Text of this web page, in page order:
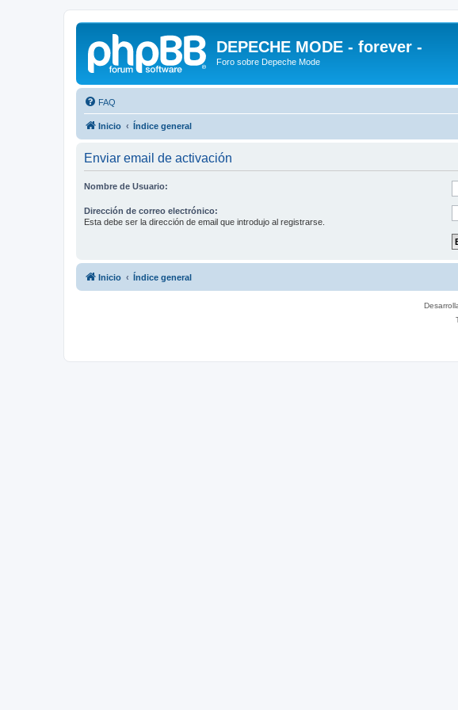
DEPECHE MODE - forever -
Foro sobre Depeche Mode
FAQ
Inicio Índice general
Enviar email de activación
Nombre de Usuario:
Dirección de correo electrónico:
Esta debe ser la dirección de email que introdujo al registrarse.
Inicio Índice general